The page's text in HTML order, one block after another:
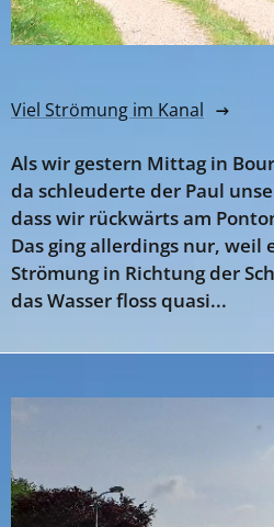
Viel Strömung im Kanal
Als wir gestern Mittag in
da schleuderte der Paul
dass wir rückwärts am
Das ging allerdings nur, weil
Strömung in Richtung der
das Wasser floss quasi...